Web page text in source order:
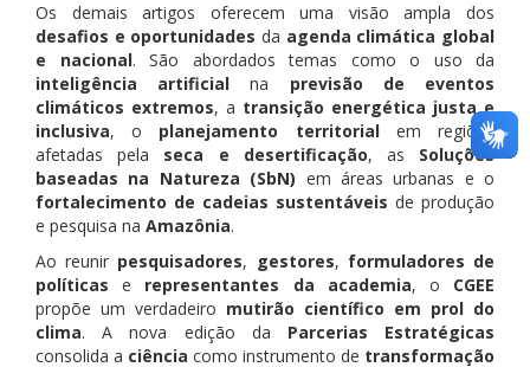
Os demais artigos oferecem uma visão ampla dos
desafios e oportunidades da agenda climática global
e nacional. São abordados temas como o uso da
inteligência artificial na previsão de eventos
climáticos extremos, a transição energética justa e
inclusiva, o planejamento territorialem regiões
afetadas pela seca e desertificação, as Soluções
baseadas na Natureza (SbN) em áreas urbanas e o
fortalecimento de cadeias sustentáveis de produção
e pesquisa na Amazônia.
Ao reunir pesquisadores, gestores, formuladores de
políticas e representantes da academia, o CGEE
propõe um verdadeiro mutirão científico em prol do
clima. A nova edição da Parcerias Estratégicas
consolida a ciência como instrumento de transformação